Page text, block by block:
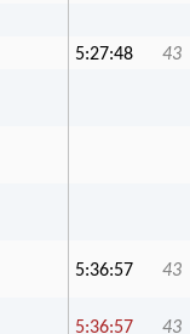
5:27:48 43
5:36:57 43
5:36:57 43